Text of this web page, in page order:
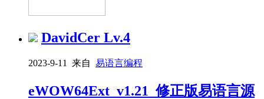
DavidCer Lv.4
2023-9-11 来自 易语言编程
eWOW64Ext_v1.21_修正版易语言源